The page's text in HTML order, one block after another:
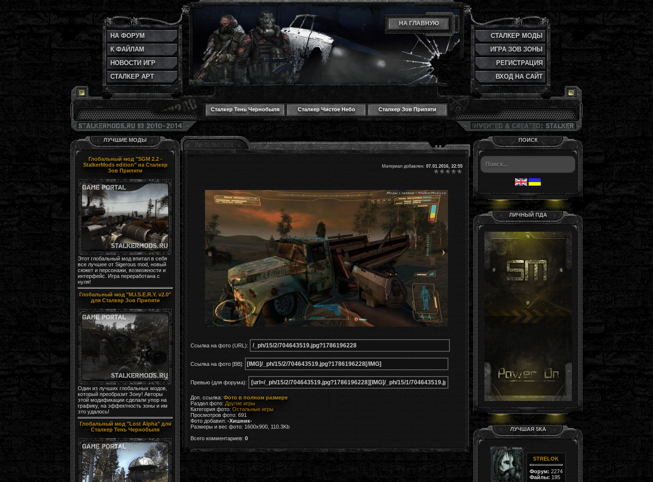
НА ГЛАВНУЮ
СТАЛКЕР МОДЫ
ИГРА ЗОВ ЗОНЫ
РЕГИСТРАЦИЯ
ВХОД НА САЙТ
НА ФОРУМ
К ФАЙЛАМ
НОВОСТИ ИГР
СТАЛКЕР АРТ
Сталкер Тень Чернобыля Сталкер Чистое Небо Сталкер Зов Припяти
ЛУЧШИЕ МОДЫ
Глобальный мод "SGM 2.2 -
StalkerMods edition" на Сталкер
Зов Припяти
Этот глобальный мод впитал в себя
все лучшее от Sigerous mod, новый
сюжет и персонажи, возможности и
интерфейс. Игра переработана с
нуля!
Глобальный мод "M.I.S.E.R.Y. v2.0"
для Сталкер Зов Припяти
Один из лучших глобальных модов,
который преобразит Зону! Авторы
этой модификации сделали упор на
графику, на эффектность зоны и им
это удалось!
Глобальный мод "Lost Alpha" для
Сталкер Тень Чернобыля
Материал добавлен: 07.01.2016, 22:55
Ссылка на фото (URL):
Ссылка на фото [BB]:
Превью (для форума):
Доп. ссылка: Фото в полном размере
Раздел фото: Другие игры
Категория фото: Остальные игры
Просмотров фото: 691
Фото добавил: -Хишник-
Размеры и вес фото: 1600x900, 110.3Kb
Всего комментариев: 0
ПОИСК
ЛИЧНЫЙ ПДА
Гость, ты здесь -й день
Группа: Гости
ЛУЧШАЯ 5КА
STRELOK
Форум: 2274
Файлы: 195